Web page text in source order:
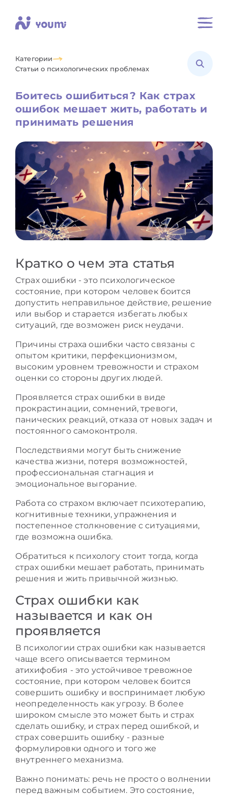
Категории
Статьи о психологических проблемах
Боитесь ошибиться? Как страх
ошибок мешает жить, работать и
принимать решения
Кратко о чем эта статья
Страх ошибки - это психологическое
состояние, при котором человек боится
допустить неправильное действие, решение
или выбор и старается избегать любых
ситуаций, где возможен риск неудачи.
Причины страха ошибки часто связаны с
опытом критики, перфекционизмом,
высоким уровнем тревожности и страхом
оценки со стороны других людей.
Проявляется страх ошибки в виде
прокрастинации, сомнений, тревоги,
панических реакций, отказа от новых задач и
постоянного самоконтроля.
Последствиями могут быть снижение
качества жизни, потеря возможностей,
профессиональная стагнация и
эмоциональное выгорание.
Работа со страхом включает психотерапию,
когнитивные техники, упражнения и
постепенное столкновение с ситуациями,
где возможна ошибка.
Обратиться к психологу стоит тогда, когда
страх ошибки мешает работать, принимать
решения и жить привычной жизнью.
Страх ошибки как
называется и как он
проявляется
В психологии страх ошибки как называется
чаще всего описывается термином
атихифобия - это устойчивое тревожное
состояние, при котором человек боится
совершить ошибку и воспринимает любую
неопределенность как угрозу. В более
широком смысле это может быть и страх
сделать ошибку, и страх перед ошибкой, и
страх совершить ошибку - разные
формулировки одного и того же
внутреннего механизма.
Важно понимать: речь не просто о волнении
перед важным событием. Это состояние,